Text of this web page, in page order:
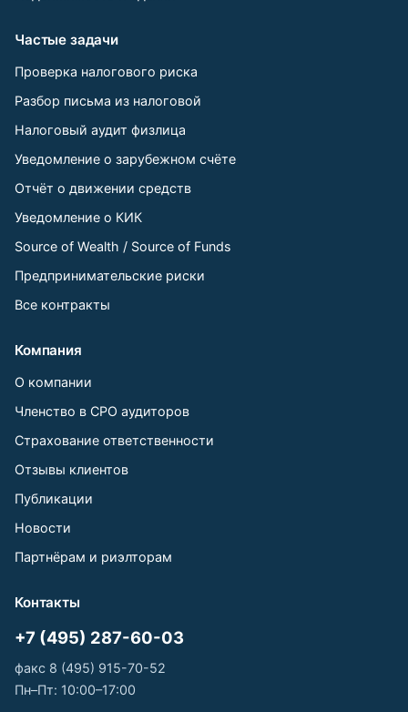
Частые задачи
Проверка налогового риска
Разбор письма из налоговой
Налоговый аудит физлица
Уведомление о зарубежном счёте
Отчёт о движении средств
Уведомление о КИК
Source of Wealth / Source of Funds
Предпринимательские риски
Все контракты
Компания
О компании
Членство в СРО аудиторов
Страхование ответственности
Отзывы клиентов
Публикации
Новости
Партнёрам и риэлторам
Контакты
+7 (495) 287-60-03
факс 8 (495) 915-70-52
Пн–Пт: 10:00–17:00